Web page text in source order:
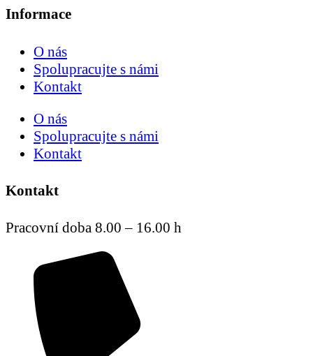
Informace
O nás
Spolupracujte s námi
Kontakt
O nás
Spolupracujte s námi
Kontakt
Kontakt
Pracovní doba 8.00 – 16.00 h